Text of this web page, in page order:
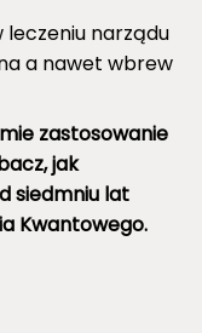
narządu
a nawet wbrew
zastosowanie
jak
siedmniu lat
Kwantowego.